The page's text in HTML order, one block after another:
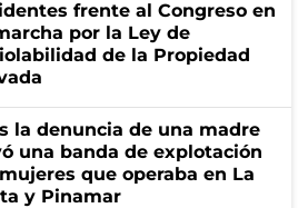
frente al Congreso en
por la Ley de
de la Propiedad
la denuncia de una madre
una banda de explotación
que operaba en La
y Pinamar